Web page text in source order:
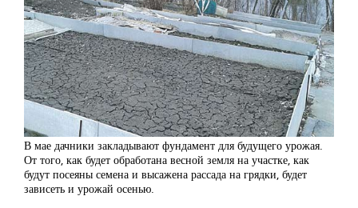
В мае дачники закладывают фундамент для будущего урожая.
От того, как будет обработана весной земля на участке, как
будут посеяны семена и высажена рассада на грядки, будет
зависеть и урожай осенью.